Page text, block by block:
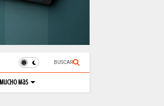
BUSCAR
Mucho Mas